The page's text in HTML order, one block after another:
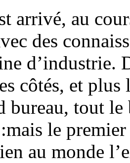
arrivé, au
des
d’industrie.
côtés, et
bureau, tout
le
au monde